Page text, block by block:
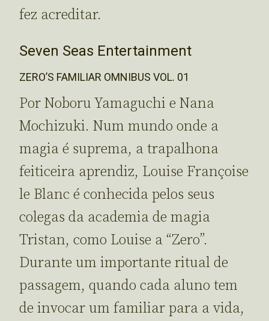
fez acreditar.
Seven Seas Entertainment
ZERO’S FAMILIAR OMNIBUS VOL. 01
Por Noboru Yamaguchi e Nana
Mochizuki. Num mundo onde a
magia é suprema, a trapalhona
feiticeira aprendiz, Louise Françoise
le Blanc é conhecida pelos seus
colegas da academia de magia
Tristan, como Louise a “Zero”.
Durante um importante ritual de
passagem, quando cada aluno tem
de invocar um familiar para a vida,